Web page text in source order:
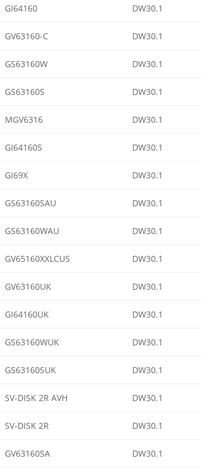
GI64160 DW30.1
GV63160-C DW30.1
GS63160W DW30.1
GS63160S DW30.1
MGV6316 DW30.1
GI64160S DW30.1
GI69X DW30.1
GS63160SAU DW30.1
GS63160WAU DW30.1
GV65160XXLCUS DW30.1
GV63160UK DW30.1
GI64160UK DW30.1
GS63160WUK DW30.1
GS63160SUK DW30.1
SV-DISK 2R AVH DW30.1
SV-DISK 2R DW30.1
GV63160SA DW30.1